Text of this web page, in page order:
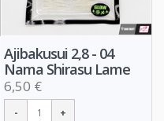
Ajibakusui 2,8 - 04
Nama Shirasu Lame
6,50 €